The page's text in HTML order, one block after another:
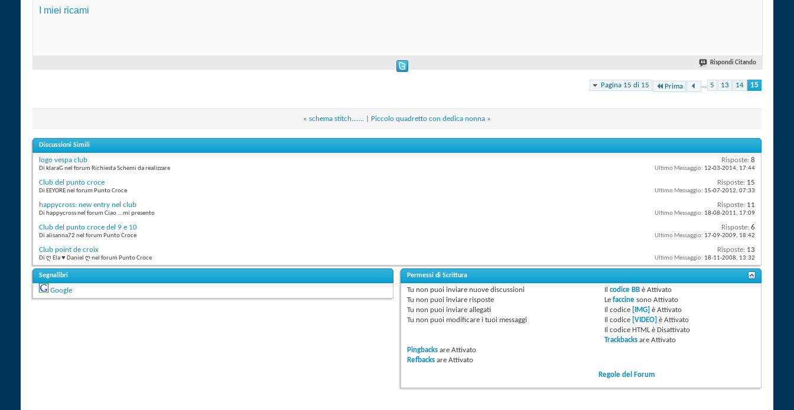
I miei ricami
Rispondi Citando
Pagina 15 di 15 Prima ... 5 13 14 15
« schema stitch....... Piccolo quadretto con dedica nonna »
Discussioni Simili
logo vespa club
Di klaraG nel forum Richiesta Schemi da realizzare
Risposte: 8
Ultimo Messaggio: 12-03-2014, 17:44
Club del punto croce
Di EEYORE nel forum Punto Croce
Risposte: 15
Ultimo Messaggio: 15-07-2012, 07:33
happycross: new entry nel club
Di happycross nel forum Ciao ...mi presento
Risposte: 11
Ultimo Messaggio: 18-08-2011, 17:09
Club del punto croce del 9 e 10
Di alisanna72 nel forum Punto Croce
Risposte: 6
Ultimo Messaggio: 17-09-2009, 18:42
Club point de croix
Di ღ Ela ♥ Daniel ღ nel forum Punto Croce
Risposte: 13
Ultimo Messaggio: 18-11-2008, 13:32
Segnalibri
Google
Permessi di Scrittura
Tu non puoi inviare nuove discussioni
Tu non puoi inviare risposte
Tu non puoi inviare allegati
Tu non puoi modificare i tuoi messaggi
Ilcodice BB èAttivato
Lefaccine sonoAttivato
Il codice [IMG] èAttivato
Il codice [VIDEO] èAttivato
Il codice HTML èDisattivato
Trackbacks areAttivato
Pingbacks areAttivato
Refbacks areAttivato
Regole del Forum